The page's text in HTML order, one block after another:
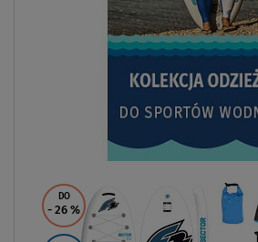
DO
- 26 %